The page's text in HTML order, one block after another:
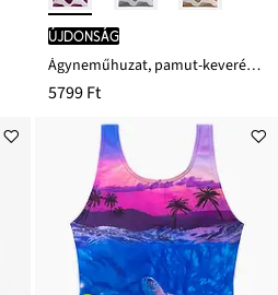
újdonság
Ágyneműhuzat, pamut-keverékből
5799 Ft